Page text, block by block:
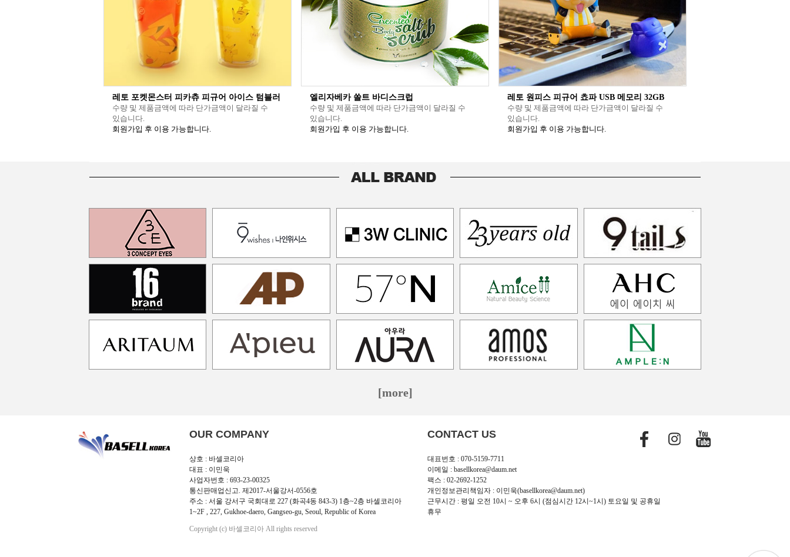
레토 포켓몬스터 피카츄 피규어 아이스 텀블러
수량 및 제품금액에 따라 단가금액이 달라질 수
있습니다.
회원가입 후 이용 가능합니다.
엘리자베카 쏠트 바디스크럽
수량 및 제품금액에 따라 단가금액이 달라질 수
있습니다.
회원가입 후 이용 가능합니다.
레토 원피스 피규어 쵸파 USB 메모리 32GB
수량 및 제품금액에 따라 단가금액이 달라질 수
있습니다.
회원가입 후 이용 가능합니다.
[more]
OUR COMPANY
상호 : 바셀코리아
대표 : 이민욱
사업자번호 : 693-23-00325
통신판매업신고. 제2017-서울강서-0556호
주소 : 서울 강서구 국회대로 227 (화곡4동 843-3) 1층~2층 바셀코리아
1~2F , 227, Gukhoe-daero, Gangseo-gu, Seoul, Republic of Korea
CONTACT US
대표번호 : 070-5159-7711
이메일 : basellkorea@daum.net
팩스 : 02-2692-1252
개인정보관리책임자 : 이민욱(basellkorea@daum.net)
근무시간 : 평일 오전 10시 ~ 오후 6시 (점심시간 12시~1시) 토요일 및 공휴일
휴무
Copyright (c) 바셀코리아 All rights reserved